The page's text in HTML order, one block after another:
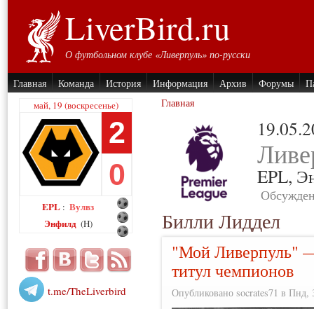
LiverBird.ru
О футбольном клубе «Ливерпуль» по-русски
Главная Команда История Информация Архив Форумы
май, 19 (воскресенье)
2
0
EPL : Вулвз
Энфилд (H)
t.me/TheLiverbird
Главная
EPL,
Билли Лиддел
"Мой Ливерпуль"
титул чемпионов
Опубликовано socrates71 в Пнд,